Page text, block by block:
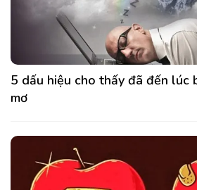
5 dấu hiệu cho thấy đã đến lúc
mơ